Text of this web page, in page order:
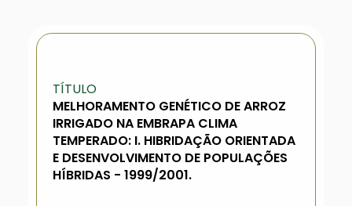
TÍTULO
MELHORAMENTO GENÉTICO DE ARROZ
IRRIGADO NA EMBRAPA CLIMA
TEMPERADO: I. HIBRIDAÇÃO ORIENTADA
E DESENVOLVIMENTO DE POPULAÇÕES
HÍBRIDAS - 1999/2001.